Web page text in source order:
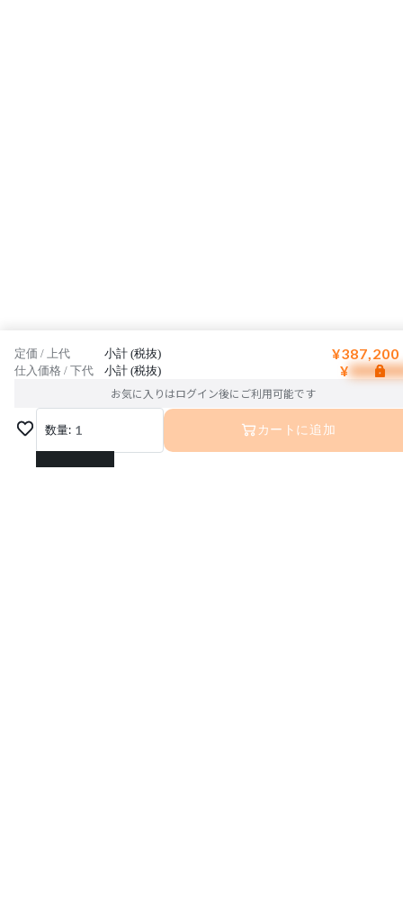
定価 / 上代 小計 (税抜) ¥387,200
仕入価格 / 下代 小計 (税抜) ¥
お気に入りはログイン後にご利用可能です
数量: 1
1
カートに追加